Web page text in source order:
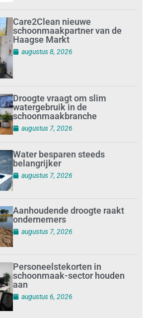
Care2Clean nieuwe
schoonmaakpartner van de
Haagse Markt
augustus 8, 2026
Droogte vraagt om slim
watergebruik in de
schoonmaakbranche
augustus 7, 2026
Water besparen steeds
belangrijker
augustus 7, 2026
Aanhoudende droogte raakt
ondernemers
augustus 7, 2026
Personeelstekorten in
schoonmaak-sector houden
aan
augustus 6, 2026